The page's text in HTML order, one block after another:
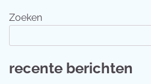
Zoeken
recente berichten